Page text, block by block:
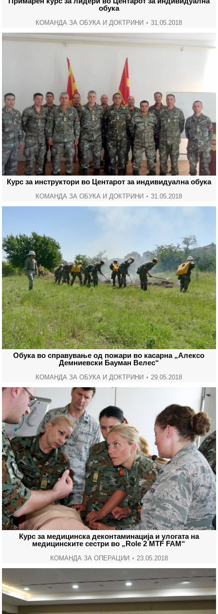
обука
КОМАНДА ЗА ОБУКА И ДОКТРИНИ 31.05.2018
Курс за инструктори во Центарот за индивидуална обука
КОМАНДА ЗА ОБУКА И ДОКТРИНИ 31.05.2018
Обука во справување од пожари во касарна „Алексо
Демниевски Бауман Велес“
КОМАНДА ЗА ОБУКА И ДОКТРИНИ 29.05.2018
Курс за медицинска деконтаминација и улогата на
медицинските сестри во „Role 2 MTF FAM“
КОМАНДА ЗА ОПЕРАЦИИ 23.05.2018